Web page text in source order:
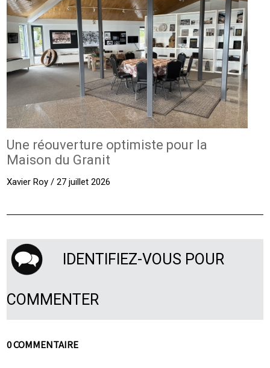
Une réouverture optimiste pour la
Maison du Granit
Xavier Roy / 27 juillet 2026
IDENTIFIEZ-VOUS POUR
COMMENTER
0 COMMENTAIRE